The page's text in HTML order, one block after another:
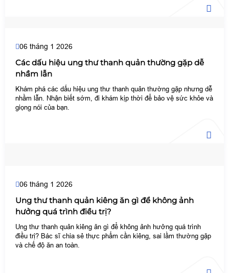
06 tháng 1 2026
Các dấu hiệu ung thư thanh quản thường gặp dễ
nhầm lẫn
Khám phá các dấu hiệu ung thư thanh quản thường gặp nhưng dễ
nhầm lẫn. Nhận biết sớm, đi khám kịp thời để bảo vệ sức khỏe và
giọng nói của bạn.
06 tháng 1 2026
Ung thư thanh quản kiêng ăn gì để không ảnh
hưởng quá trình điều trị?
Ung thư thanh quản kiêng ăn gì để không ảnh hưởng quá trình
điều trị? Bác sĩ chia sẻ thực phẩm cần kiêng, sai lầm thường gặp
và chế độ ăn an toàn.